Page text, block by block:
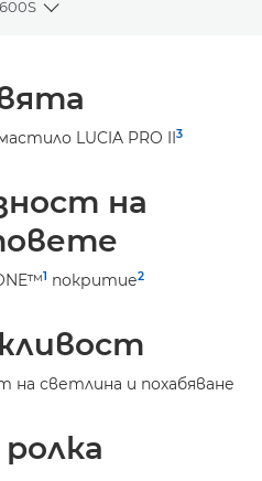
Toggle breadcrumbs
LUCIA PRO II3
на
1 покритие2
светлина и похабяване